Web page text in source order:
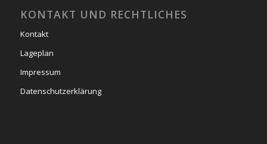
KONTAKT UND RECHTLICHES
Kontakt
Lageplan
Impressum
Datenschutzerklärung